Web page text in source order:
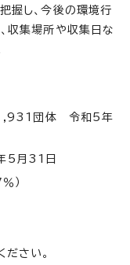
握し、今後の環境行
収集場所や収集日な
1,931団体 令和5年
5月31日
）
さい。